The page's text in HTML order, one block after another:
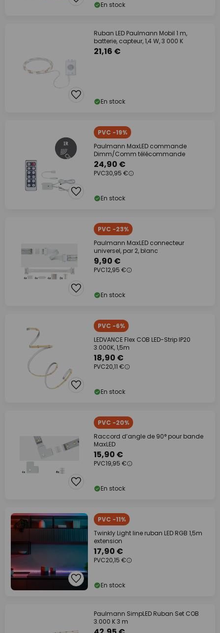
En stock
Ruban LED Paulmann Mobil 1 m,
batterie, capteur, 1,4 W, 3 000 K
21,16 €
En stock
PVC -19%
Paulmann MaxLED commande
Dimm/Comm télécommande
24,90 €
PVC30,95 €
En stock
PVC -23%
Paulmann MaxLED connecteur
universel, par 2, blanc
9,90 €
PVC12,95 €
En stock
PVC -6%
LEDVANCE Flex COB LED-Strip IP20
3.000K, 1,5m
18,90 €
PVC20,11 €
En stock
PVC -20%
Raccord d’angle de 90° pour bande
MaxLED
15,90 €
PVC19,95 €
En stock
PVC -11%
Twinkly Light line ruban LED RGB 1,5m
extension
17,90 €
PVC20,15 €
En stock
Paulmann SimpLED Ruban Set COB
3.000 K 3 m